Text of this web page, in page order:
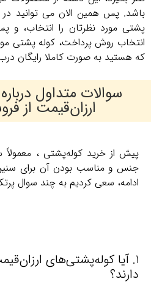
باشد. پس همین الان می توانید در
پشتی مورد نظرتان را انتخاب،
انتخاب روش پرداخت، کوله پشتی
که هستید به صورت کاملا رایگان
سوالات متداول
ارزان‌قیمت از
پیش از خرید کوله‌پشتی ، معمولاً
جنس و مناسب بودن آن برای
ادامه، سعی کردیم به چند سوال
1. آیا کوله‌پشتی‌های
دارند؟